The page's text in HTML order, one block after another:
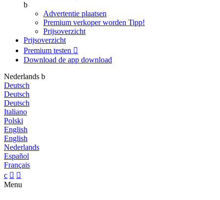
b
Advertentie plaatsen
Premium verkoper worden Tipp!
Prijsoverzicht
Prijsoverzicht
Premium testen 
Download de app download
Nederlands b
Deutsch
Deutsch
Deutsch
Italiano
Polski
English
English
Nederlands
Español
Français
c  
Menu